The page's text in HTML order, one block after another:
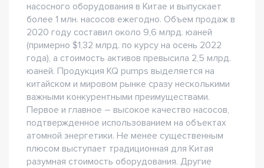
насосного оборудования в Китае и выпускает
более 1 млн. насосов ежегодно. Объем продаж в
2020 году составил около 9,6 млрд. юаней
(примерно $1,32 млрд. по курсу на осень 2022
года), а стоимость активов превысила 2,5 млрд.
юаней. Продукция KQ pumps выделяется на
китайском и мировом рынке сразу несколькими
важными конкурентными преимуществами.
Первое и главное – высокое качество насосов,
подтвержденное использованием на объектах
атомной энергетики. Не менее существенным
плюсом выступает традиционная для Китая
разумная стоимость оборудования. Другие